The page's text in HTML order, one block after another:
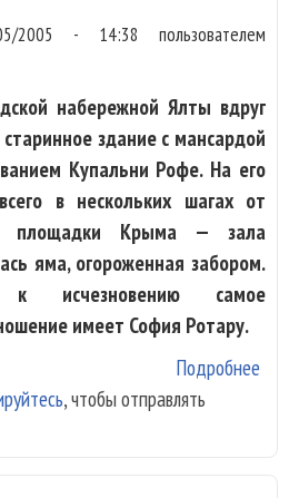
2005 - 14:38 пользователем
набережной Ялты вдруг
старинное здание с мансардой
Купальни Рофе. На его
в нескольких шагах от
площадки Крыма — зала
яма, огороженная забором.
к исчезновению самое
имеет София Ротару.
Подробнее
, чтобы отправлять